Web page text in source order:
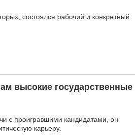
состоялся рабочий и конкретный
высокие государственные
с проигравшими кандидатами, он
карьеру.